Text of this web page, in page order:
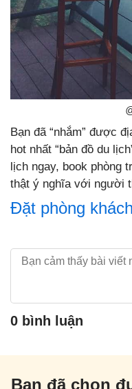
Bạn đã “nhắm” được
hot nhất “bản đồ du
lịch ngay, book phòng
thật ý nghĩa với người
Đặt phòng
0 bình luận
Bạn đã chọn